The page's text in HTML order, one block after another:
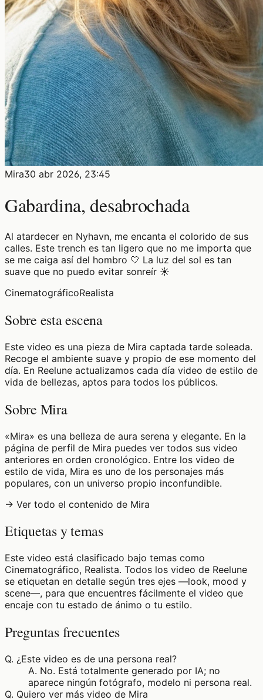
Mira30 abr 2026, 23:45
Gabardina, desabrochada
Al atardecer en Nyhavn, me encanta el colorido de sus
calles. Este trench es tan ligero que no me importa que
se me caiga así del hombro 🤍 La luz del sol es tan
suave que no puedo evitar sonreír ☀️
CinematográficoRealista
Sobre esta escena
Este video es una pieza de Mira captada tarde soleada.
Recoge el ambiente suave y propio de ese momento del
día. En Reelune actualizamos cada día video de estilo de
vida de bellezas, aptos para todos los públicos.
Sobre Mira
«Mira» es una belleza de aura serena y elegante. En la
página de perfil de Mira puedes ver todos sus video
anteriores en orden cronológico. Entre los video de
estilo de vida, Mira es uno de los personajes más
populares, con un universo propio inconfundible.
→ Ver todo el contenido de Mira
Etiquetas y temas
Este video está clasificado bajo temas como
Cinematográfico, Realista. Todos los video de Reelune
se etiquetan en detalle según tres ejes —look, mood y
scene—, para que encuentres fácilmente el video que
encaje con tu estado de ánimo o tu estilo.
Preguntas frecuentes
Q. ¿Este video es de una persona real?
A. No. Está totalmente generado por IA; no
aparece ningún fotógrafo, modelo ni persona real.
Q. Quiero ver más video de Mira